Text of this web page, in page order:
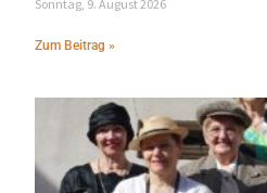
Sonntag, 9. August 2026
Zum Beitrag »